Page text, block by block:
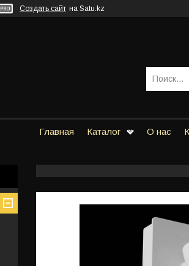
Создать сайт на Satu.kz
Главная Каталог О нас